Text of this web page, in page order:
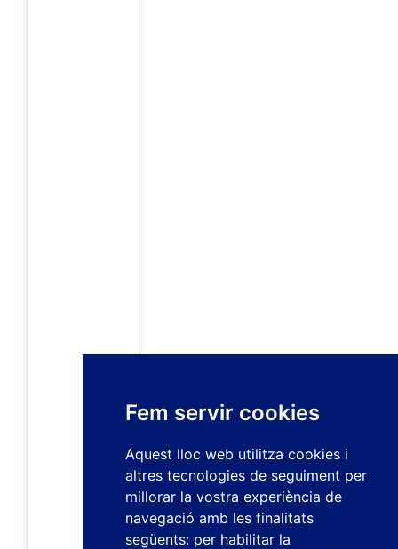
Fem servir cookies
Aquest lloc web utilitza cookies i
altres tecnologies de seguiment per
millorar la vostra experiència de
navegació amb les finalitats
següents: per habilitar la